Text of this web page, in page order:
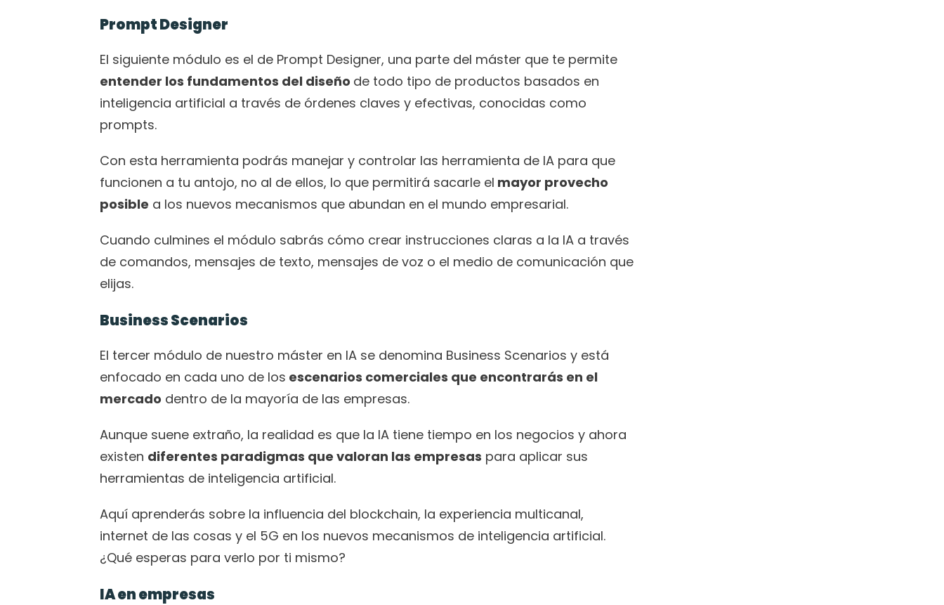
Prompt Designer
entender los fundamentos del diseño de todo tipo de productos basados en
inteligencia artificial a través de órdenes claves y efectivas, conocidas como
prompts.
Con esta herramienta podrás manejar y controlar las herramienta de IA para que
funcionen a tu antojo, no al de ellos, lo que permitirá sacarle el mayor provecho
posible a los nuevos mecanismos que abundan en el mundo empresarial.
Cuando culmines el módulo sabrás cómo crear instrucciones claras a la IA a través
de comandos, mensajes de texto, mensajes de voz o el medio de comunicación que
elijas.
Business Scenarios
El tercer módulo de nuestro máster en IA se denomina Business Scenarios y está
enfocado en cada uno de los escenarios comerciales que encontrarás en el
mercado dentro de la mayoría de las empresas.
Aunque suene extraño, la realidad es que la IA tiene tiempo en los negocios y ahora
existen diferentes paradigmas que valoran las empresas para aplicar sus
herramientas de inteligencia artificial.
Aquí aprenderás sobre la influencia del blockchain, la experiencia multicanal,
internet de las cosas y el 5G en los nuevos mecanismos de inteligencia artificial.
¿Qué esperas para verlo por ti mismo?
IA en empresas